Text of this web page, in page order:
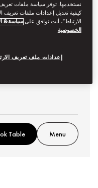
Mandarin Oriental,
transforms the city ...
تعرف على المزيد
Menu
Table
نستخدمها. توفر سياسة ملفات تعريف
كيفية تعديل إعدادات ملفات تعريف
الارتباط”، أنت توافق علىسياسة&
الخصوصية
إعدادات ملف تعريف